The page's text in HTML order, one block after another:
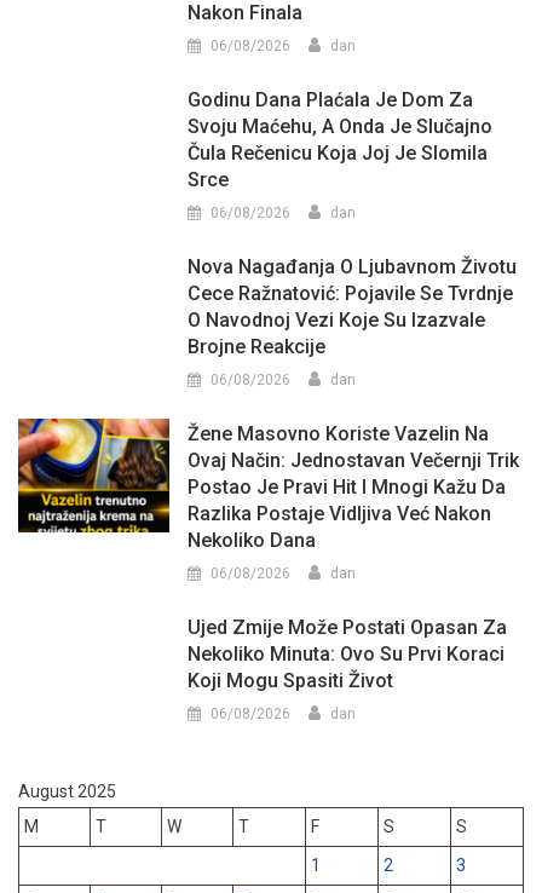
Nakon Finala
06/08/2026 dan
Godinu Dana Plaćala Je Dom Za
Svoju Maćehu, A Onda Je Slučajno
Čula Rečenicu Koja Joj Je Slomila
Srce
06/08/2026 dan
Nova Nagađanja O Ljubavnom Životu
Cece Ražnatović: Pojavile Se Tvrdnje
O Navodnoj Vezi Koje Su Izazvale
Brojne Reakcije
06/08/2026 dan
Žene Masovno Koriste Vazelin Na
Ovaj Način: Jednostavan Večernji Trik
Postao Je Pravi Hit I Mnogi Kažu Da
Razlika Postaje Vidljiva Već Nakon
Nekoliko Dana
06/08/2026 dan
Ujed Zmije Može Postati Opasan Za
Nekoliko Minuta: Ovo Su Prvi Koraci
Koji Mogu Spasiti Život
06/08/2026 dan
August 2025
M
T W T F S
S
1
2
3